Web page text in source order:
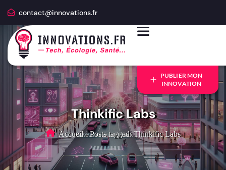
contact@innovations.fr
PUBLIER MON
INNOVATION
Thinkific Labs
Accueil - Posts tagged: Thinkific Labs